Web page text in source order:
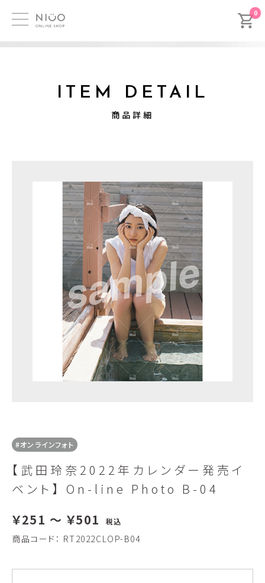
0
ITEM DETAIL
商品詳細
#オンラインフォト
【武田玲奈2022年カレンダー発売イ
ベント】 On-line Photo B-04
￥251 ～ ￥501
税込
商品コード： RT2022CLOP-B04